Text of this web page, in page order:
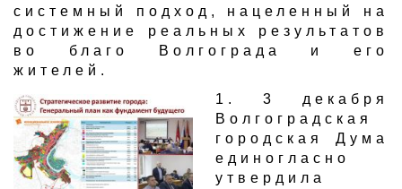
системный подход, нацеленный на
достижение реальных результатов
во благо Волгограда и его
жителей.
​1. 3 декабря
Волгоградская
городская Дума
единогласно
утвердила